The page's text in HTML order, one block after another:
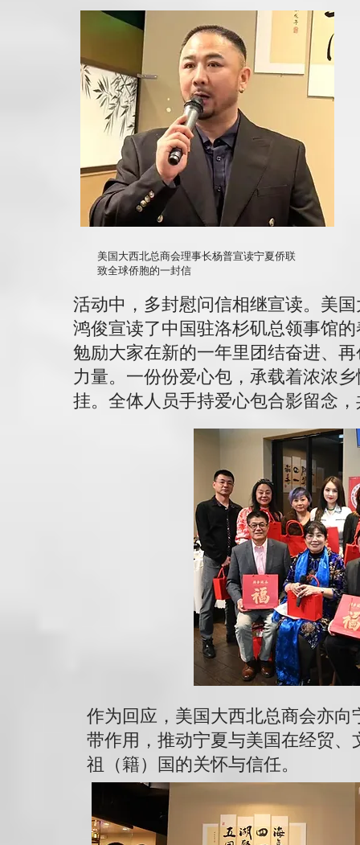
美国大西北总商会理事长杨普宣读宁夏侨联
致全球侨胞的一封信
活动中，多封慰问信相继宣读。美
鸿俊宣读了中国驻洛杉矶总领事馆
勉励大家在新的一年里团结奋进、
力量。一份份爱心包，承载着浓浓
挂。全体人员手持爱心包合影留念
作为回应，美国大西北总商会亦
带作用，推动宁夏与美国在经贸
祖（籍）国的关怀与信任。